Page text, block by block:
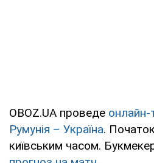
OBOZ.UA проведе онлайн-
Румунія – Україна.
київським часом.